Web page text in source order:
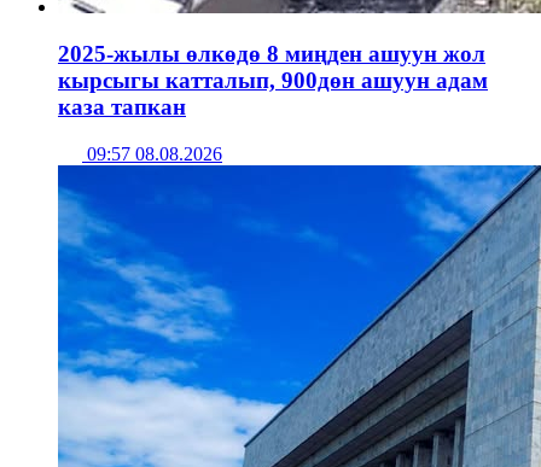
2025-жылы өлкөдө 8 миңден ашуун жол
кырсыгы катталып, 900дөн ашуун адам
каза тапкан
09:57 08.08.2026